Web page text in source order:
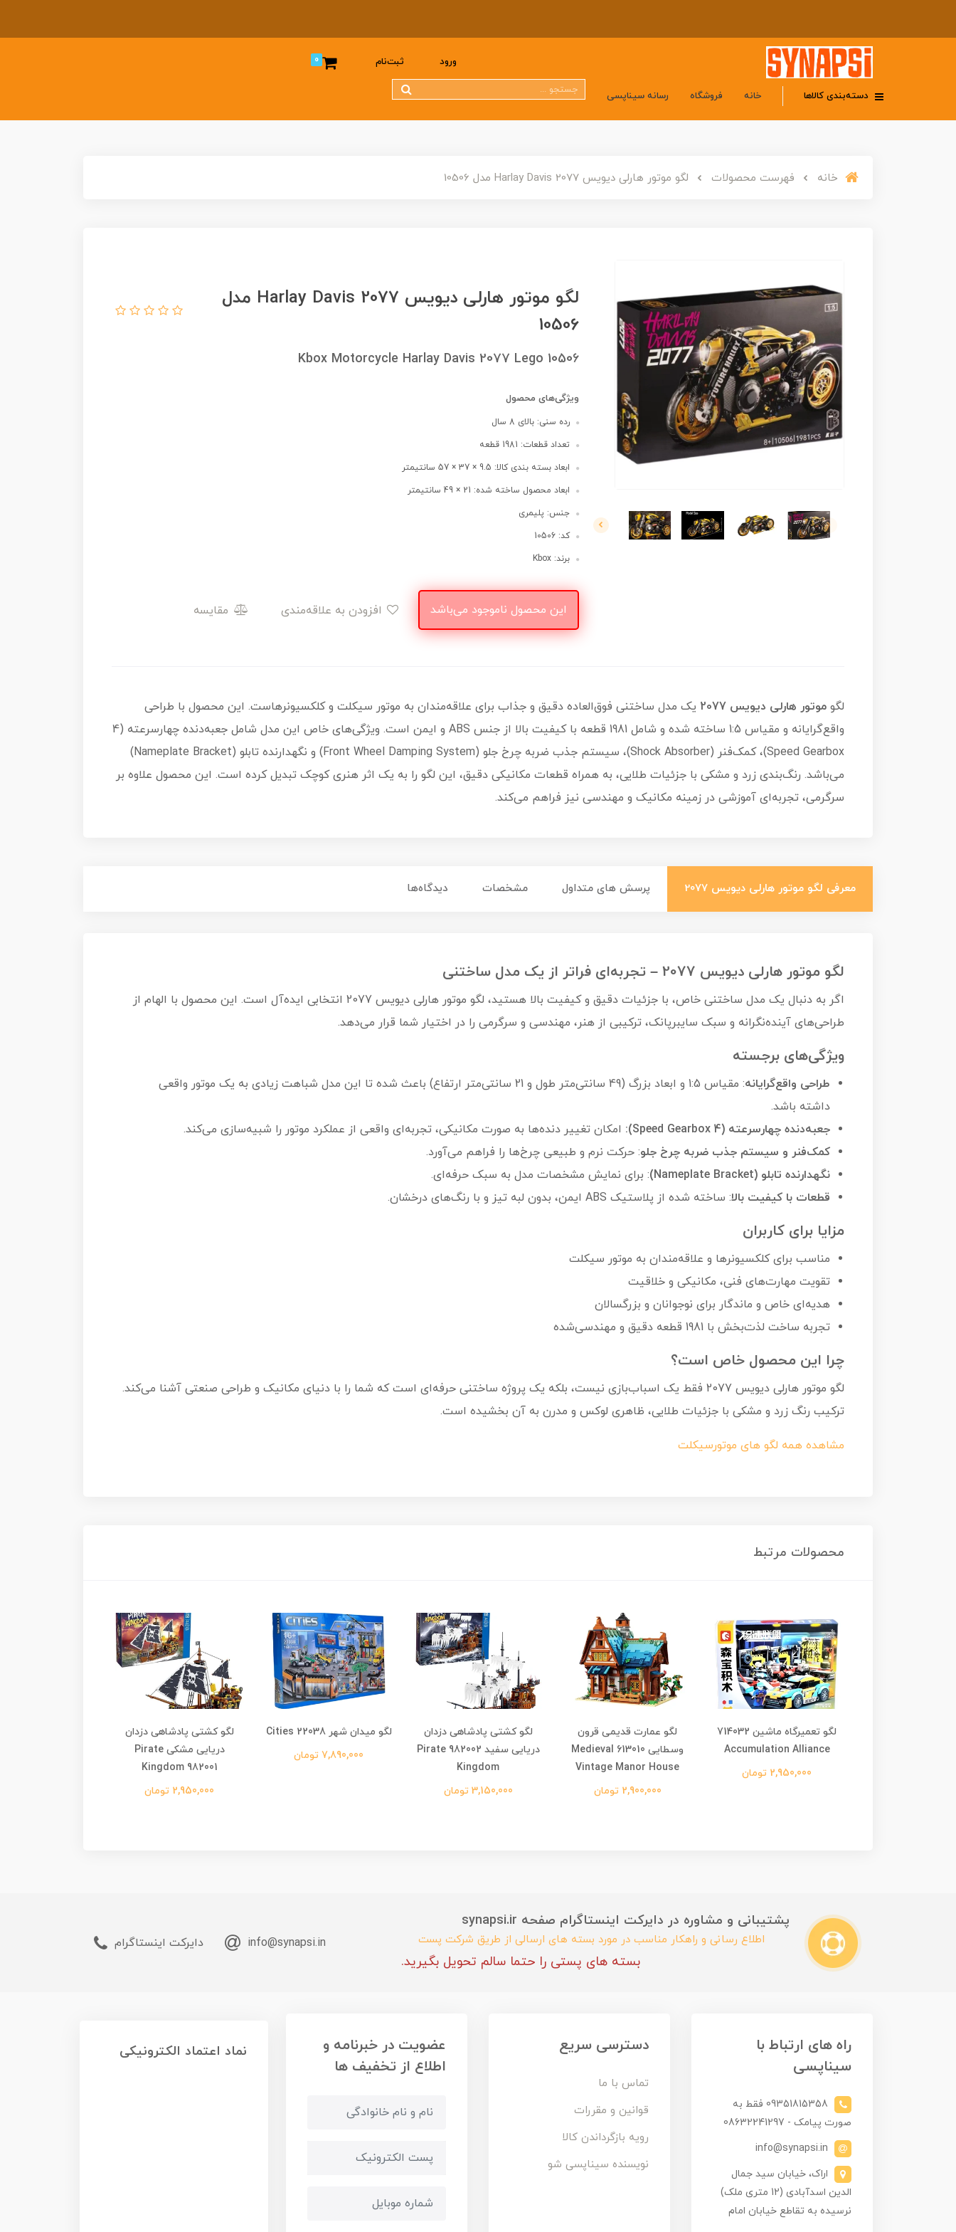
ورود ثبت‌نام 0
دسته‌بندی کالاها خانه فروشگاه رسانه سیناپسی
خانه فهرست محصولات لگو موتور هارلی دیویس 2077 Harlay Davis مدل 10506
لگو موتور هارلی دیویس 2077 Harlay Davis مدل
10506
Kbox Motorcycle Harlay Davis 2077 Lego 10506
ویژگی‌های محصول
رده سنی: بالای 8 سال
تعداد قطعات: 1981 قطعه
ابعاد بسته بندی کالا: 9.5 × 37 × 57 سانتیمتر
ابعاد محصول ساخته شده: 21 × 49 سانتیمتر
جنس: پلیمری
کد: 10506
برند: Kbox
این محصول ناموجود می‌باشد مقایسه
لگو موتور هارلی دیویس 2077
یک مدل ساختنی فوق‌العاده دقیق و جذاب برای علاقه‌مندان به موتور سیکلت و کلکسیونرهاست. این محصول با طراحی
واقع‌گرایانه و مقیاس 1:5 ساخته شده و شامل 1981 قطعه با کیفیت بالا از جنس ABS و ایمن است. ویژگی‌های خاص این مدل شامل جعبه‌دنده چهارسرعته (4
Speed Gearbox)، کمک‌فنر (Shock Absorber)، سیستم جذب ضربه چرخ جلو (Front Wheel Damping System) و نگهدارنده تابلو (Nameplate Bracket)
می‌باشد. رنگ‌بندی زرد و مشکی با جزئیات طلایی، به همراه قطعات مکانیکی دقیق، این لگو را به یک اثر هنری کوچک تبدیل کرده است. این محصول علاوه بر
سرگرمی، تجربه‌ای آموزشی در زمینه مکانیک و مهندسی نیز فراهم می‌کند.
معرفی لگو موتور هارلی دیویس 2077 پرسش های متداول مشخصات دیدگاه‌ها
لگو موتور هارلی دیویس 2077 – تجربه‌ای فراتر از یک مدل ساختنی
اگر به دنبال یک مدل ساختنی خاص، با جزئیات دقیق و کیفیت بالا هستید، لگو موتور هارلی دیویس 2077 انتخابی ایده‌آل است. این محصول با الهام از
طراحی‌های آینده‌نگرانه و سبک سایبرپانک، ترکیبی از هنر، مهندسی و سرگرمی را در اختیار شما قرار می‌دهد.
ویژگی‌های برجسته
طراحی واقع‌گرایانه
: مقیاس 1:5 و ابعاد بزرگ (49 سانتی‌متر طول و 21 سانتی‌متر ارتفاع) باعث شده تا این مدل شباهت زیادی به یک موتور واقعی
داشته باشد.
جعبه‌دنده چهارسرعته (4 Speed Gearbox):
امکان تغییر دنده‌ها به صورت مکانیکی، تجربه‌ای واقعی از عملکرد موتور را شبیه‌سازی می‌کند.
کمک‌فنر و سیستم جذب ضربه چرخ جلو: حرکت نرم و طبیعی چرخ‌ها را فراهم می‌آورد.
نگهدارنده تابلو (Nameplate Bracket)
: برای نمایش مشخصات مدل به سبک حرفه‌ای.
قطعات با کیفیت بالا: ساخته شده از پلاستیک ABS ایمن، بدون لبه تیز و با رنگ‌های درخشان.
مزایا برای کاربران
مناسب برای کلکسیونرها و علاقه‌مندان به موتور سیکلت
تقویت مهارت‌های فنی، مکانیکی و خلاقیت
هدیه‌ای خاص و ماندگار برای نوجوانان و بزرگسالان
تجربه ساخت لذت‌بخش با 1981 قطعه دقیق و مهندسی‌شده
چرا این محصول خاص است؟
لگو موتور هارلی دیویس 2077 فقط یک اسباب‌بازی نیست، بلکه یک پروژه ساختنی حرفه‌ای است که شما را با دنیای مکانیک و طراحی صنعتی آشنا می‌کند.
ترکیب رنگ زرد و مشکی با جزئیات طلایی، ظاهری لوکس و مدرن به آن بخشیده است.
مشاهده همه لگو های موتورسیکلت
محصولات مرتبط
لگو تعمیرگاه ماشین 714032
Accumulation Alliance
2,950,000 تومان
لگو عمارت قدیمی قرون
وسطایی 613010 Medieval
Vintage Manor House
2,900,000 تومان
لگو کشتی پادشاهی دزدان
دریایی سفید 982002 Pirate
Kingdom
3,150,000 تومان
لگو میدان شهر 22038 Cities
7,890,000 تومان
لگو کشتی پادشاهی دزدان
دریایی مشکی Pirate
Kingdom 982001
2,950,000 تومان
پشتیبانی و مشاوره در دایرکت اینستاگرام صفحه synapsi.ir
اطلاع رسانی و راهکار مناسب در مورد بسته های ارسالی از طریق شرکت پست
بسته های پستی را حتما سالم تحویل بگیرید.
info@synapsi.in دایرکت اینستاگرام
راه های ارتباط با
سیناپسی
09351815358 فقط به
صورت پیامک - 08632241297
info@synapsi.in
اراک، خیابان سید جمال
الدین اسدآبادی (12 متری ملک)
نرسیده به تقاطع خیابان امام
دسترسی سریع
تماس با ما
قوانین و مقررات
رویه بازگرداندن کالا
نویسنده سیناپسی شو
عضویت در خبرنامه و
اطلاع از تخفیف ها
نماد اعتماد الکترونیکی